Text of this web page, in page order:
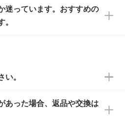
。
担当スタッフ宛にメール
作り方に関する詳細は、
際には、担当スタッフが
でお気軽にご相談くださ
ださい。
をトレース/調整してほ
手書きのイラスト、写真
ベクターデータに変換し
迷っています。おすすめの
担当スタッフがお客様の
を確認し、印刷色をご提
イビーなど濃色の場合は
をおすすめしておりま
。
～18:00で、土日祝日はお
・見積・お問い合わせ
あった場合、返品や交換は